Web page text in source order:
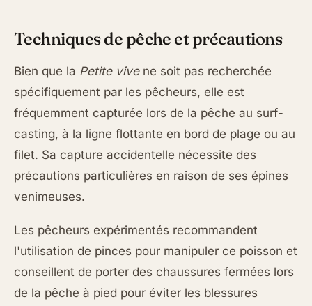
Techniques de pêche et précautions
Bien que la Petite vivene soit pas recherchée
spécifiquement par les pêcheurs, elle est
fréquemment capturée lors de la pêche au surf-
casting, à la ligne flottante en bord de plage ou au
filet. Sa capture accidentelle nécessite des
précautions particulières en raison de ses épines
venimeuses.
Les pêcheurs expérimentés recommandent
l'utilisation de pinces pour manipuler ce poisson et
conseillent de porter des chaussures fermées lors
de la pêche à pied pour éviter les blessures